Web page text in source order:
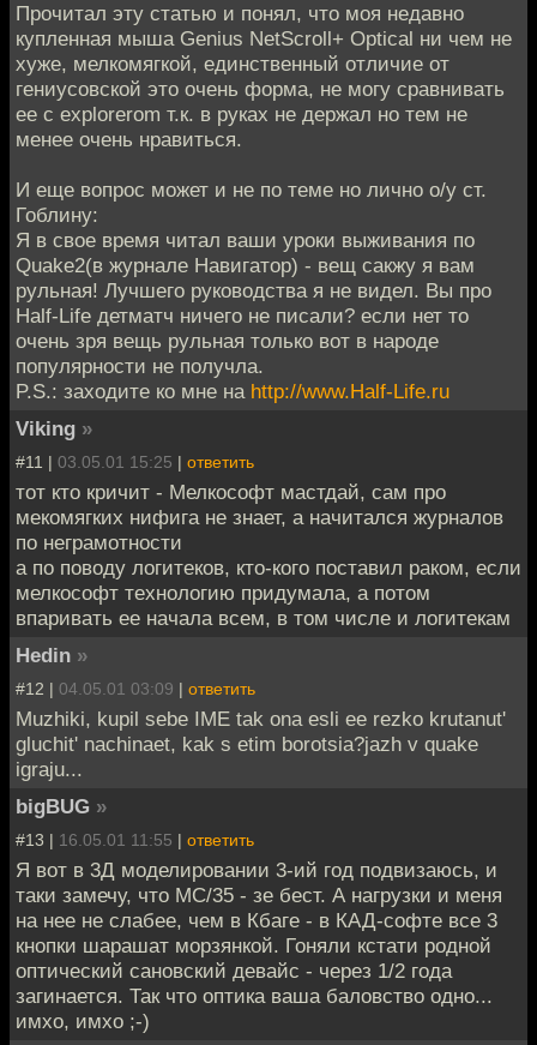
Прочитал эту статью и понял, что моя недавно
купленная мыша Genius NetScroll+ Optical ни чем не
хуже, мелкомягкой, единственный отличие от
гениусовской это очень форма, не могу сравнивать
ее с explorerom т.к. в руках не держал но тем не
менее очень нравиться.
И еще вопрос может и не по теме но лично о/у ст.
Гоблину:
Я в свое время читал ваши уроки выживания по
Quake2(в журнале Навигатор) - вещ сакжу я вам
рульная! Лучшего руководства я не видел. Вы про
Half-Life детматч ничего не писали? если нет то
очень зря вещь рульная только вот в народе
популярности не получла.
P.S.: заходите ко мне на http://www.Half-Life.ru
Viking »
#11 | 03.05.01 15:25 | ответить
тот кто кричит - Мелкософт мастдай, сам про
мекомягких нифига не знает, а начитался журналов
по неграмотности
а по поводу логитеков, кто-кого поставил раком, если
мелкософт технологию придумала, а потом
впаривать ее начала всем, в том числе и логитекам
Hedin »
#12 | 04.05.01 03:09 | ответить
Muzhiki, kupil sebe IME tak ona esli ee rezko krutanut'
gluchit' nachinaet, kak s etim borotsia?jazh v quake
igraju...
bigBUG »
#13 | 16.05.01 11:55 | ответить
Я вот в 3Д моделировании 3-ий год подвизаюсь, и
таки замечу, что МС/35 - зе бест. А нагрузки и меня
на нее не слабее, чем в Кбаге - в КАД-софте все 3
кнопки шарашат морзянкой. Гоняли кстати родной
оптический сановский девайс - через 1/2 года
загинается. Так что оптика ваша баловство одно...
имхо, имхо ;-)